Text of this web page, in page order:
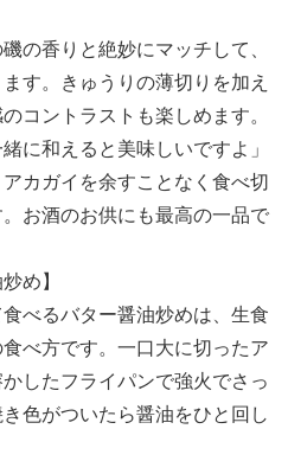
の香りと絶妙にマッチして、
す。きゅうりの薄切りを加え
コントラストも楽しめます。
に和えると美味しいですよ」
カガイを余すことなく食べ切
お酒のお供にも最高の一品で
め】
べるバター醤油炒めは、生食
べ方です。一口大に切ったア
したフライパンで強火でさっ
色がついたら醤油をひと回し